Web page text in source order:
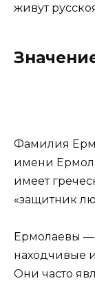
живут
Фамилия
имени
имеет
«защитник
Ермолаевы —
находчивые
Они часто